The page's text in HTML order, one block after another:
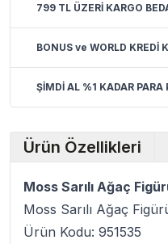
799 TL ÜZERİ KARGO
BONUS ve WORLD KREDİ
ŞİMDİ AL %1 KADAR
Ürün Özellikleri
Moss Sarılı Ağaç
Moss Sarılı Ağaç
Ürün Kodu: 951535